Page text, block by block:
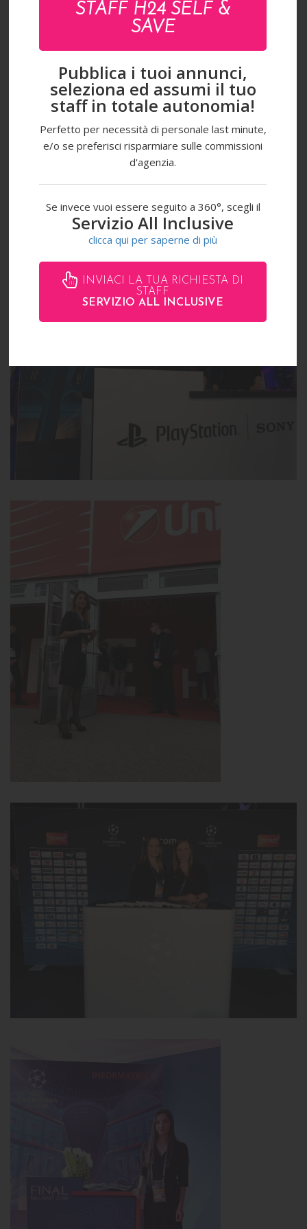
STAFF H24 SELF &
SAVE
Pubblica i tuoi annunci,
seleziona ed assumi il tuo
staff in totale autonomia!
Perfetto per necessità di personale last minute,
e/o se preferisci risparmiare sulle commissioni
d'agenzia.
Se invece vuoi essere seguito a 360°, scegli il
Servizio All Inclusive
clicca qui per saperne di più
INVIACI LA TUA RICHIESTA DI
STAFF
SERVIZIO ALL INCLUSIVE